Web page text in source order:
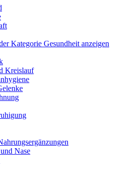
Kategorie Gesundheit anzeigen
Kreislauf
Nase